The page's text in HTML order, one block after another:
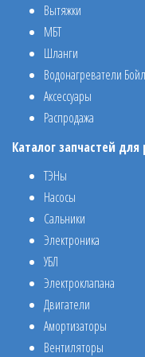
Вытяжки
МБТ
Шланги
Водонагреватели
Аксессуары
Распродажа
Каталог запчастей
ТЭНы
Насосы
Сальники
Электроника
УБЛ
Электроклапана
Двигатели
Амортизаторы
Вентиляторы